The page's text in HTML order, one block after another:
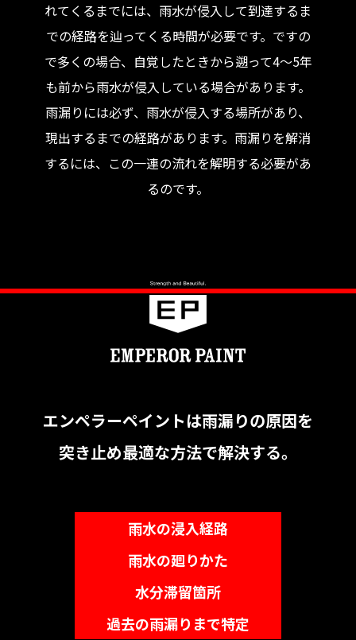
れてくるまでには、雨水が侵入して到達するま
での経路を辿ってくる時間が必要です。ですの
で多くの場合、自覚したときから遡って4〜5年
も前から雨水が侵入している場合があります。
雨漏りには必ず、雨水が侵入する場所があり、
現出するまでの経路があります。雨漏りを解消
するには、この一連の流れを解明する必要があ
るのです。
エンペラーペイントは雨漏りの原因を
突き止め最適な方法で解決する。
雨水の浸入経路
雨水の廻りかた
水分滞留箇所
過去の雨漏りまで特定